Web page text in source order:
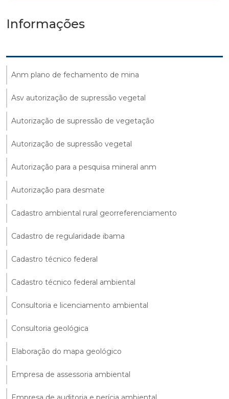
Informações
Anm plano de fechamento de mina
Asv autorização de supressão vegetal
Autorização de supressão de vegetação
Autorização de supressão vegetal
Autorização para a pesquisa mineral anm
Autorização para desmate
Cadastro ambiental rural georreferenciamento
Cadastro de regularidade ibama
Cadastro técnico federal
Cadastro técnico federal ambiental
Consultoria e licenciamento ambiental
Consultoria geológica
Elaboração do mapa geológico
Empresa de assessoria ambiental